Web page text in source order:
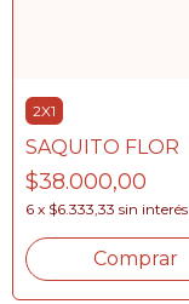
2X1
SAQUITO FLOR
$38.000,00
6 x $6.333,33 sin interés
Comprar